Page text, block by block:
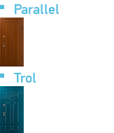
Parallel
Trol